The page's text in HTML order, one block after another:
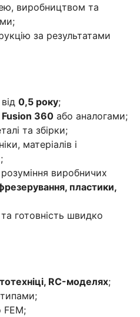
виробництвом та
за результатами
0,5 року;
360 або аналогами;
та збірки;
матеріалів і
виробничих
пластики,
готовність швидко
RC-моделях;
FEM;